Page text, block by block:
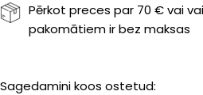
Pērkot preces par 70 € vai
pakomātiem ir bez maksas
Sagedamini koos ostetud: